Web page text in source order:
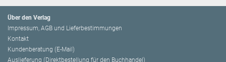
Über den Verlag
Impressum, AGB und Lieferbestimmungen
Kontakt
Kundenberatung (E-Mail)
Auslieferung (Direktbestellung für den Buchhandel)